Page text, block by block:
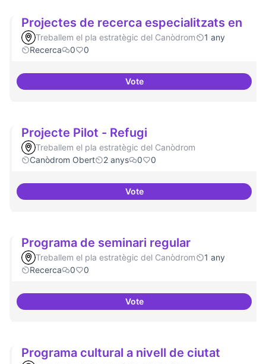
Projectes de recerca especialitzats en
Treballem el pla estratègic del Canòdrom
1 any
Recerca
0 0
VoteProjectes de recerca
Projecte Pilot - Refugi
Treballem el pla estratègic del Canòdrom
Canòdrom Obert
2 anys 0 0
VoteProjecte Pilot - Refugi
Programa de seminari regular
Treballem el pla estratègic del Canòdrom
1 any
Recerca
0 0
VotePrograma de seminari regular
Programa cultural a nivell de ciutat